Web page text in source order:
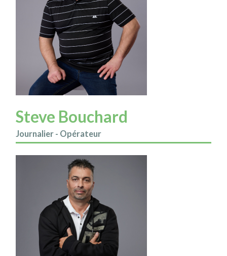
Steve Bouchard
Journalier - Opérateur